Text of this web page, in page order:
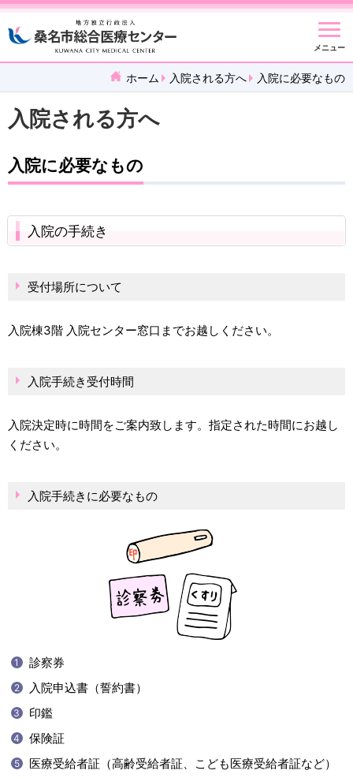
メニュー
ホーム 入院される方へ 入院に必要なもの
入院される方へ
入院に必要なもの
入院の手続き
受付場所について
入院棟3階 入院センター窓口までお越しください。
入院手続き受付時間
入院決定時に時間をご案内致します。指定された時間にお越し
ください。
入院手続きに必要なもの
診察券
入院申込書（誓約書）
印鑑
保険証
医療受給者証（高齢受給者証、こども医療受給者証など）